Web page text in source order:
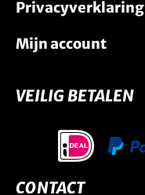
Privacyverklaring
Mijn account
VEILIG BETALEN
CONTACT